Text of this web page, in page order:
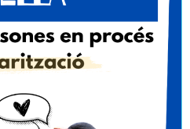
Districtes
Ciutat Vella
Gràcia